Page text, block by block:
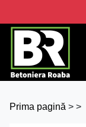
Prima pagină > >